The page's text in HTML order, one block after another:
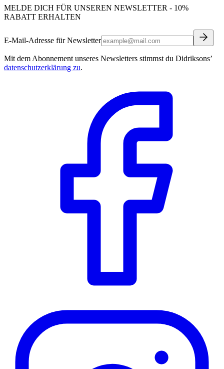
MELDE DICH FÜR UNSEREN NEWSLETTER - 10%
RABATT ERHALTEN
E-Mail-Adresse für Newsletter
Mit dem Abonnement unseres Newsletters stimmst du Didriksons’
datenschutzerklärung zu.